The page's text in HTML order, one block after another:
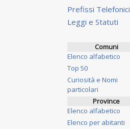
Prefissi Telefonici
Leggi e Statuti
Comuni
Elenco alfabetico
Top 50
Curiosità e Nomi
particolari
Province
Elenco alfabetico
Elenco per abitanti